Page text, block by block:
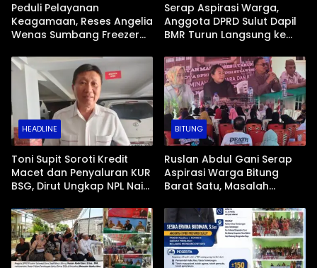
Peduli Pelayanan
Keagamaan, Reses Angelia
Wenas Sumbang Freezer
di Mopugad Bolmong
Serap Aspirasi Warga,
Anggota DPRD Sulut Dapil
BMR Turun Langsung ke
HEADLINE
Toni Supit Soroti Kredit
Macet dan Penyaluran KUR
BSG, Dirut Ungkap NPL Naik
BITUNG
Ruslan Abdul Gani Serap
Aspirasi Warga Bitung
Barat Satu, Masalah
Jadi Prioritas